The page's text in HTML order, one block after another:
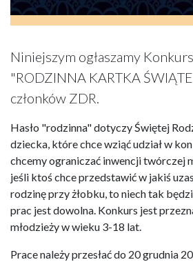
Niniejszym ogłaszamy
"RODZINNA KARTKA
członków ZDR.
Hasło "rodzinna" dotyczy Świętej
dziecka, które chce wziąć udział w
chcemy ograniczać inwencji twórczej
jeśli ktoś chce przedstawić w jakiś
rodzinę przy żłobku, to niech tak
prac jest dowolna. Konkurs jest
młodzieży w wieku 3-18 lat.
Prace należy przesłać do 20 grudnia